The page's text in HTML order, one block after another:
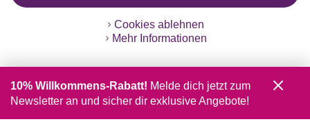
Cookies ablehnen
Mehr Informationen
10% Willkommens-Rabatt! Melde dich jetzt zum
Newsletter an und sicher dir exklusive Angebote!